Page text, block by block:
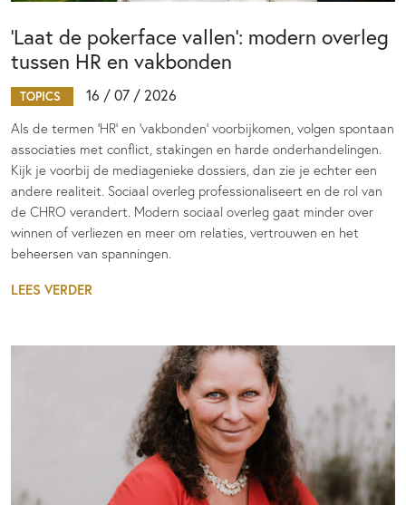
‘Laat de pokerface vallen’: modern overleg
tussen HR en vakbonden
TOPICS 16 / 07 / 2026
Als de termen 'HR' en 'vakbonden' voorbijkomen, volgen spontaan
associaties met conflict, stakingen en harde onderhandelingen.
Kijk je voorbij de mediagenieke dossiers, dan zie je echter een
andere realiteit. Sociaal overleg professionaliseert en de rol van
de CHRO verandert. Modern sociaal overleg gaat minder over
winnen of verliezen en meer om relaties, vertrouwen en het
beheersen van spanningen.
LEES VERDER